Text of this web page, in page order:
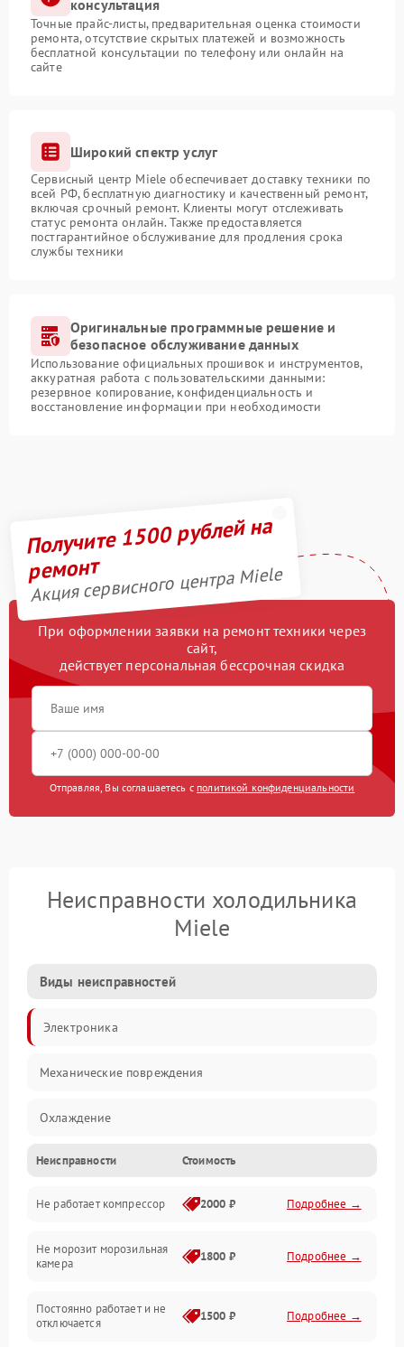
консультация
Точные прайс-листы, предварительная оценка стоимости
ремонта, отсутствие скрытых платежей и возможность
бесплатной консультации по телефону или онлайн на
сайте
Широкий спектр услуг
Сервисный центр Miele обеспечивает доставку техники по
всей РФ, бесплатную диагностику и качественный ремонт,
включая срочный ремонт. Клиенты могут отслеживать
статус ремонта онлайн. Также предоставляется
постгарантийное обслуживание для продления срока
службы техники
Оригинальные программные решение и
безопасное обслуживание данных
Использование официальных прошивок и инструментов,
аккуратная работа с пользовательскими данными:
резервное копирование, конфиденциальность и
восстановление информации при необходимости
Получите 1500 рублей на
ремонт
Акция сервисного центра Miele
При оформлении заявки на ремонт техники через
сайт,
действует персональная бессрочная скидка
Отправляя, Вы соглашаетесь с политикой конфиденциальности
Неисправности холодильника
Miele
Виды неисправностей
Электроника
Механические повреждения
Охлаждение
Механика
Электропитание
Дренаж
Неисправности Стоимость
Не работает компрессор 2000 ₽ Подробнее →
Не морозит морозильная
камера
1800 ₽ Подробнее →
Постоянно работает и не
отключается
1500 ₽ Подробнее →